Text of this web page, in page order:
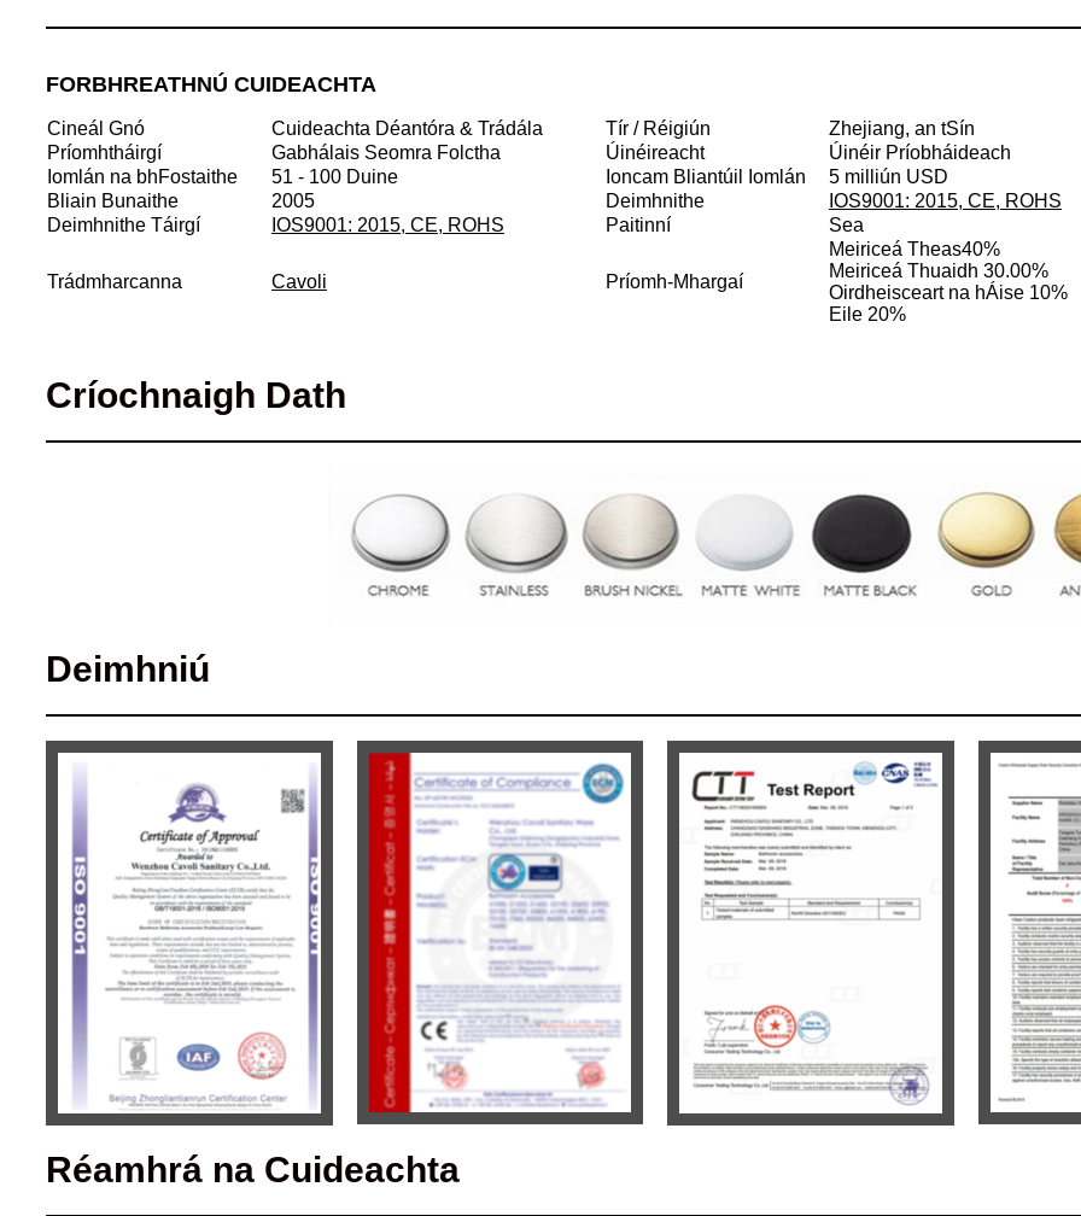
FORBHREATHNÚ CUIDEACHTA
Cineál Gnó Cuideachta Déantóra & Trádála Tír / Réigiún
Zhejiang, an tSín
Príomhtháirgí
Gabhálais Seomra Folctha Úinéireacht
Úinéir Príobháideach
Iomlán na bhFostaithe
51 - 100 Duine Ioncam Bliantúil Iomlán
5 milliún USD
Bliain Bunaithe
2005 Deimhnithe
IOS9001: 2015, CE, ROHS
Deimhnithe Táirgí
IOS9001: 2015, CE, ROHS Paitinní Sea
Trádmharcanna Cavoli Príomh-Mhargaí
Meiriceá Theas40%
Meiriceá Thuaidh 30.00%
Oirdheisceart na hÁise 10%
Eile 20%
Críochnaigh Dath
Deimhniú
Réamhrá na Cuideachta